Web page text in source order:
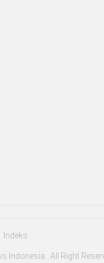
Indeks
Indonesia . All Right